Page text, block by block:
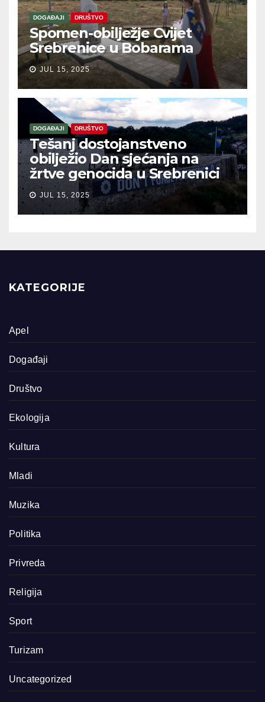
DOGAĐAJI DRUŠTVO
Spomen-obilježje Cvijet
Srebrenice u Bobarama
JUL 15, 2025
DOGAĐAJI DRUŠTVO
Tešanj dostojanstveno
obilježio Dan sjećanja na
žrtve genocida u Srebrenici
JUL 15, 2025
KATEGORIJE
Apel
Događaji
Društvo
Ekologija
Kultura
Mladi
Muzika
Politika
Privreda
Religija
Sport
Turizam
Uncategorized